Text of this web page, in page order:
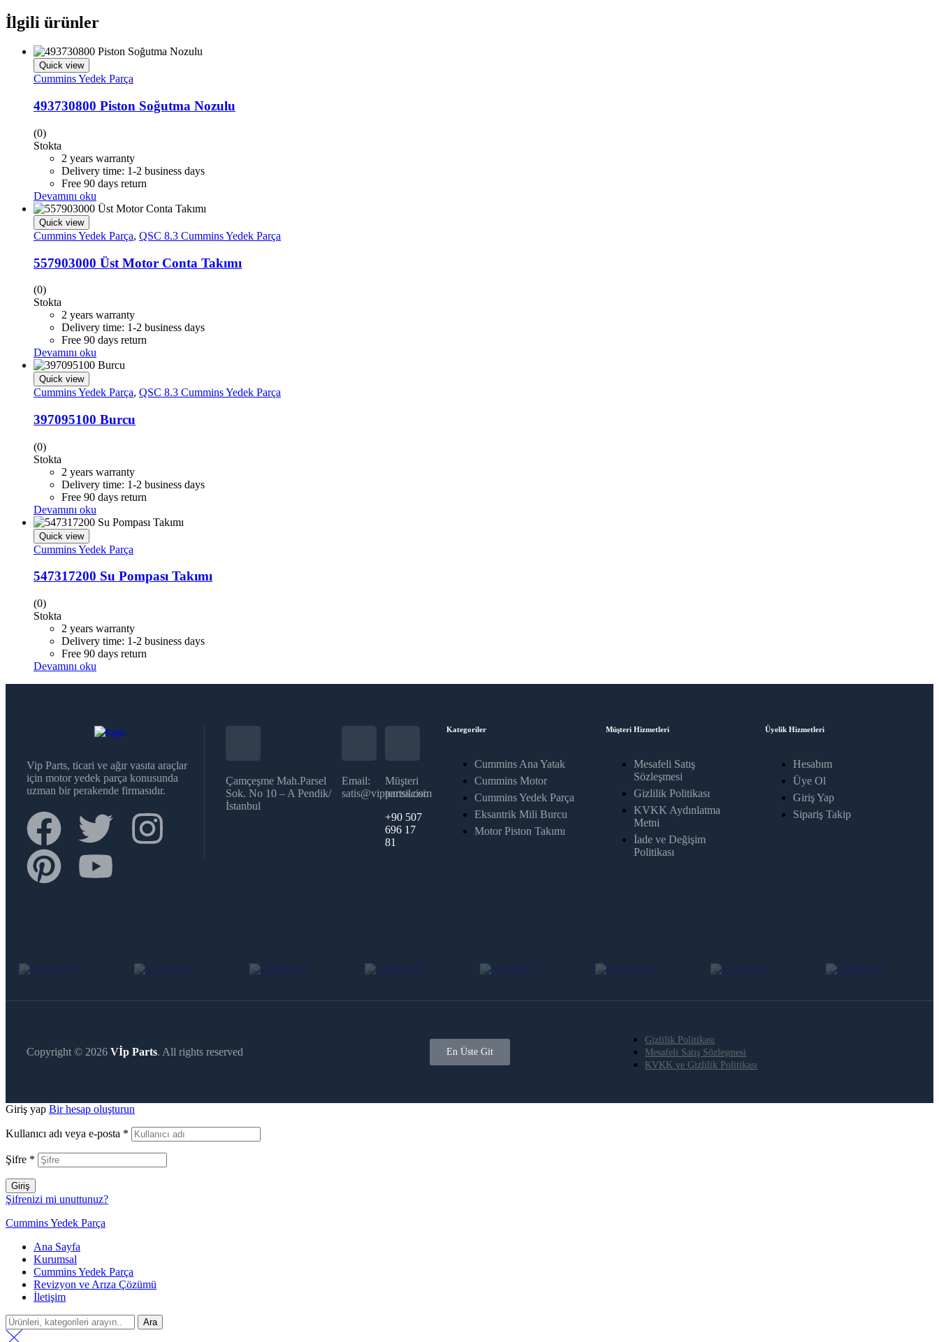
İlgili ürünler
Quick view
Cummins Yedek Parça
493730800 Piston Soğutma Nozulu
(0)
Stokta
2 years warranty
Delivery time: 1-2 business days
Free 90 days return
Devamını oku
Quick view
Cummins Yedek Parça, QSC 8.3 Cummins Yedek Parça
557903000 Üst Motor Conta Takımı
(0)
Stokta
2 years warranty
Delivery time: 1-2 business days
Free 90 days return
Devamını oku
Quick view
Cummins Yedek Parça, QSC 8.3 Cummins Yedek Parça
397095100 Burcu
(0)
Stokta
2 years warranty
Delivery time: 1-2 business days
Free 90 days return
Devamını oku
Quick view
Cummins Yedek Parça
547317200 Su Pompası Takımı
(0)
Stokta
2 years warranty
Delivery time: 1-2 business days
Free 90 days return
Devamını oku
Vip Parts, ticari ve ağır vasıta araçlar
için motor yedek parça konusunda
uzman bir perakende firmasıdır.
Çamçeşme Mah.Parsel
Sok. No 10 – A Pendik/
İstanbul
Email:
satis@vippartss.com
Müşteri
temsilcisi:
+90 507
696 17
81
Kategoriler
Cummins Ana Yatak
Cummins Motor
Cummins Yedek Parça
Eksantrik Mili Burcu
Motor Piston Takımı
Müşteri Hizmetleri
Mesafeli Satış
Sözleşmesi
Gizlilik Politikası
KVKK Aydınlatma
Metni
İade ve Değişim
Politikası
Üyelik Hizmetleri
Hesabım
Üye Ol
Giriş Yap
Sipariş Takip
Copyright © 2026 Vİp Parts. All rights reserved En Üste Git
Gizlilik Politikası
Mesafeli Satış Sözleşmesi
KVKK ve Gizlilik Politikası
Giriş yap Bir hesap oluşturun
Kullanıcı adı veya e-posta *
Şifre *
Giriş
Şifrenizi mi unuttunuz?
Cummins Yedek Parça
Ana Sayfa
Kurumsal
Cummins Yedek Parça
Revizyon ve Arıza Çözümü
İletişim
Ara